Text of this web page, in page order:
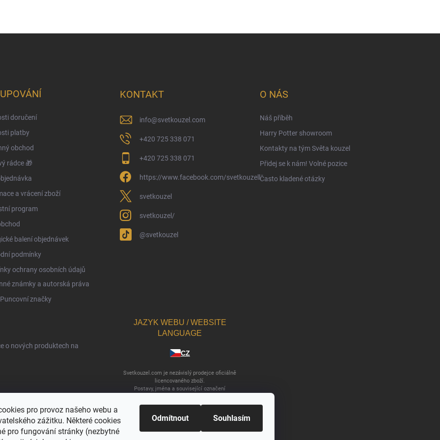
pro provoz našeho webu a
zážitku. Některé cookies
pro fungování stránky (nezbytné
Odmítnout Souhlasím
doručení
platby
obchod
rádce 🎁
a vrácení zboží
program
balení objednávek
podmínky
ochrany osobních údajů
známky a autorská práva
značky
KONTAKT
info@svetkouzel.com
+420 725 338 071
+420 725 338 071
https://www.facebook.com/svetkouzell
svetkouzel
svetkouzel/
@svetkouzel
O NÁS
Náš příběh
Harry Potter showroom
Kontakty na tým Světa kouzel
Přidej se k nám! Volné pozice
Často kladené otázky
o nových produktech na
údajů
JAZYK WEBU / WEBSITE
LANGUAGE
CZ
Svetkouzel.com je nezávislý prodejce oficiálně
licencovaného zboží.
Postavy, jména a související označení
Entertainment Inc. WB SHIELD: © & ™ WBEI.